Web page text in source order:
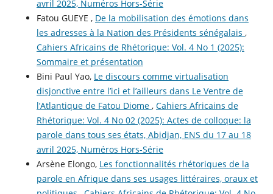
avril 2025, Numéros Hors-Série
Fatou GUEYE , De la mobilisation des émotions dans
les adresses à la Nation des Présidents sénégalais ,
Cahiers Africains de Rhétorique: Vol. 4 No 1 (2025):
Sommaire et présentation
Bini Paul Yao, Le discours comme virtualisation
disjonctive entre l’ici et l’ailleurs dans Le Ventre de
l’Atlantique de Fatou Diome , Cahiers Africains de
Rhétorique: Vol. 4 No 02 (2025): Actes de colloque: la
parole dans tous ses états, Abidjan, ENS du 17 au 18
avril 2025, Numéros Hors-Série
Arsène Elongo, Les fonctionnalités rhétoriques de la
parole en Afrique dans ses usages littéraires, oraux et